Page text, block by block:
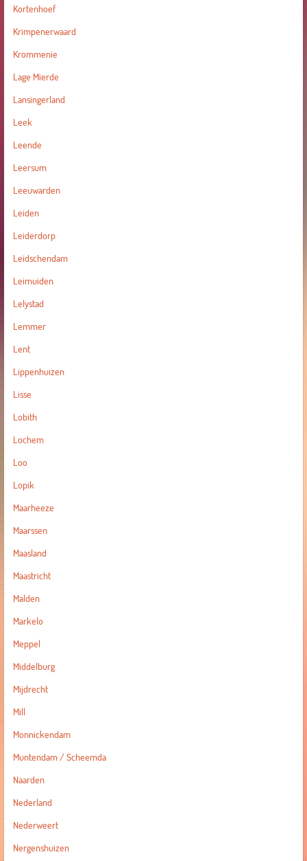
Kortenhoef
Krimpenerwaard
Krommenie
Lage Mierde
Lansingerland
Leek
Leende
Leersum
Leeuwarden
Leiden
Leiderdorp
Leidschendam
Leimuiden
Lelystad
Lemmer
Lent
Lippenhuizen
Lisse
Lobith
Lochem
Loo
Lopik
Maarheeze
Maarssen
Maasland
Maastricht
Malden
Markelo
Meppel
Middelburg
Mijdrecht
Mill
Monnickendam
Muntendam / Scheemda
Naarden
Nederland
Nederweert
Nergenshuizen